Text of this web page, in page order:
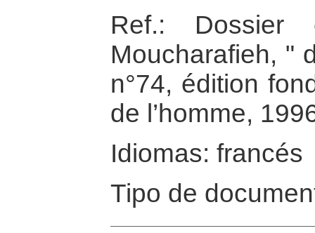
Ref.: Dossier
Moucharafieh, "
n°74, édition
de l’homme,
Idiomas: francés
Tipo de